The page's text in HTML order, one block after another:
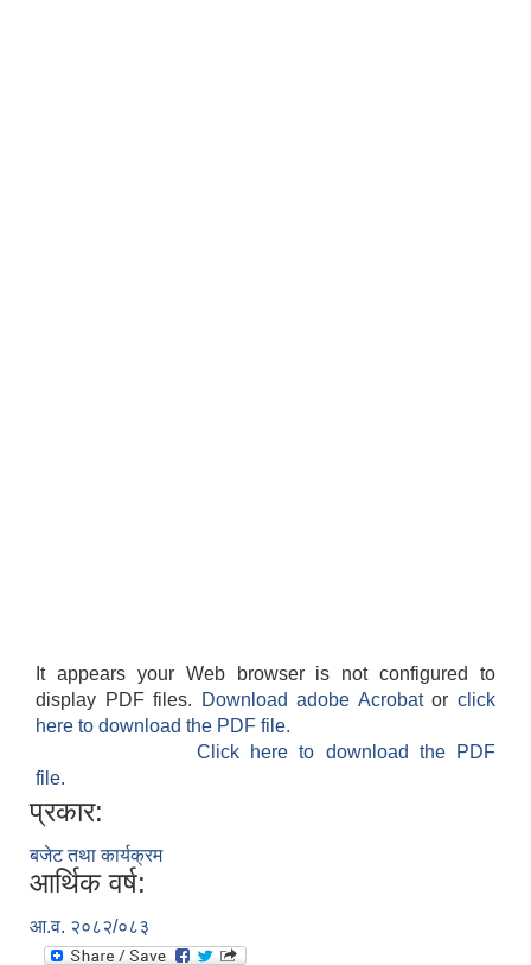
It appears your Web browser is not configured to
display PDF files.
Download adobe Acrobatorclick
here to download the PDF file.
Click here to download the PDF
file.
प्रकार:
बजेट तथा कार्यक्रम
आर्थिक वर्ष:
आ.व. २०८२/०८३